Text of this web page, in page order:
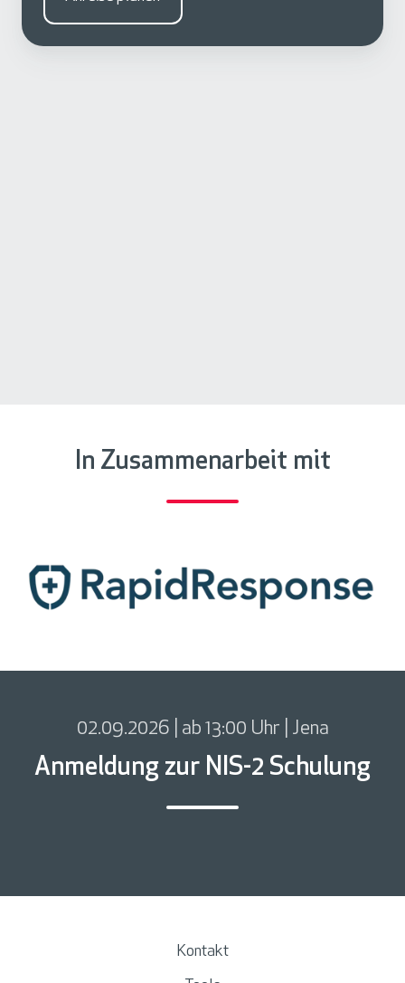
In Zusammenarbeit mit
02.09.2026 | ab 13:00 Uhr | Jena
Anmeldung zur NIS-2 Schulung
Kontakt